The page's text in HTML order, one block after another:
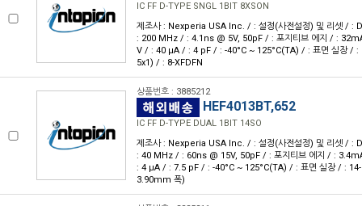
IC FF D-TYPE SNGL 1BIT 8XSON
제조사 : Nexperia USA Inc. / : 설정(사전설정) 및 리셋 / :
: 200 MHz / : 4.1ns @ 5V, 50pF / : 포지티브 에지 / :
V / : 40 μA / : 4 pF / : -40°C ~ 125°C(TA) / : 표면 실장 / :
5x1) / : 8-XFDFN
상품번호 : 3885212
HEF4013BT,652
IC FF D-TYPE DUAL 1BIT 14SO
제조사 : Nexperia USA Inc. / : 설정(사전설정) 및 리셋 / :
: 40 MHz / : 60ns @ 15V, 50pF / : 포지티브 에지 / :
: 4 μA / : 7.5 pF / : -40°C ~ 125°C(TA) / : 표면 실장 / :
3.90mm 폭)